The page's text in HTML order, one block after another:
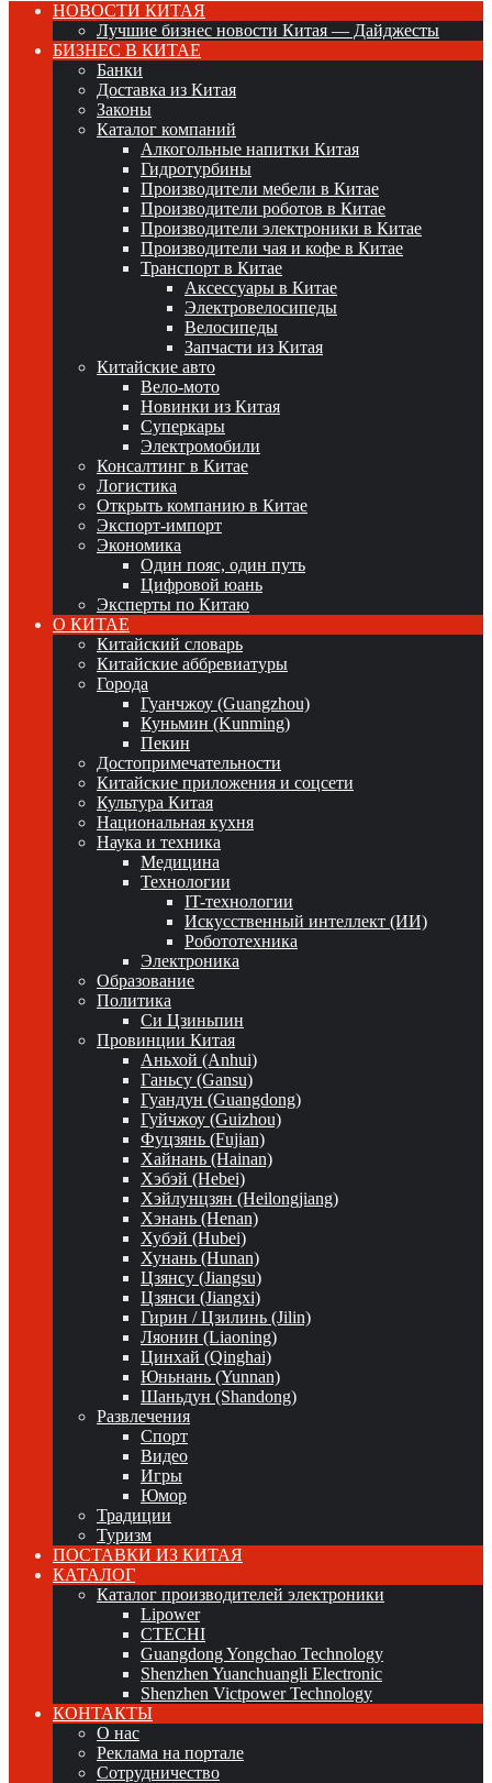
НОВОСТИ КИТАЯ
Лучшие бизнес новости Китая — Дайджесты
БИЗНЕС В КИТАЕ
Банки
Доставка из Китая
Законы
Каталог компаний
Алкогольные напитки Китая
Гидротурбины
Производители мебели в Китае
Производители роботов в Китае
Производители электроники в Китае
Производители чая и кофе в Китае
Транспорт в Китае
Аксессуары в Китае
Электровелосипеды
Велосипеды
Запчасти из Китая
Китайские авто
Вело-мото
Новинки из Китая
Суперкары
Электромобили
Консалтинг в Китае
Логистика
Открыть компанию в Китае
Экспорт-импорт
Экономика
Один пояс, один путь
Цифровой юань
Эксперты по Китаю
О КИТАЕ
Китайский словарь
Китайские аббревиатуры
Города
Гуанчжоу (Guangzhou)
Куньмин (Kunming)
Пекин
Достопримечательности
Китайские приложения и соцсети
Культура Китая
Национальная кухня
Наука и техника
Медицина
Технологии
IT-технологии
Искусственный интеллект (ИИ)
Робототехника
Электроника
Образование
Политика
Си Цзиньпин
Провинции Китая
Аньхой (Anhui)
Ганьсу (Gansu)
Гуандун (Guangdong)
Гуйчжоу (Guizhou)
Фуцзянь (Fujian)
Хайнань (Hainan)
Хэбэй (Hebei)
Хэйлунцзян (Heilongjiang)
Хэнань (Henan)
Хубэй (Hubei)
Хунань (Hunan)
Цзянсу (Jiangsu)
Цзянси (Jiangxi)
Гирин / Цзилинь (Jilin)
Ляонин (Liaoning)
Цинхай (Qinghai)
Юньнань (Yunnan)
Шаньдун (Shandong)
Развлечения
Спорт
Видео
Игры
Юмор
Традиции
Туризм
ПОСТАВКИ ИЗ КИТАЯ
КАТАЛОГ
Каталог производителей электроники
Lipower
CTECHI
Guangdong Yongchao Technology
Shenzhen Yuanchuangli Electronic
Shenzhen Victpower Technology
КОНТАКТЫ
О нас
Реклама на портале
Сотрудничество